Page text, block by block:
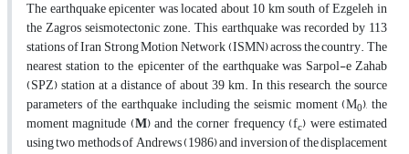
The earthquake epicenter was located about 10 km south of Ezgeleh in
the Zagros seismotectonic zone. This earthquake was recorded by 113
stations of Iran Strong Motion Network (ISMN) across the country. The
nearest station to the epicenter of the earthquake was Sarpol-e Zahab
(SPZ) station at a distance of about 39 km. In this research, the source
parameters of the earthquake including the seismic moment (M0), the
moment magnitude (M) and the corner frequency (fc) were estimated
using two methods of Andrews (1986) and inversion of the displacement